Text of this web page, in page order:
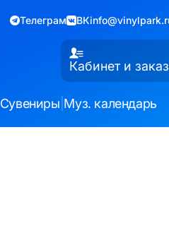
Телеграм ВК
Кабинет и
Сувениры Муз. календарь